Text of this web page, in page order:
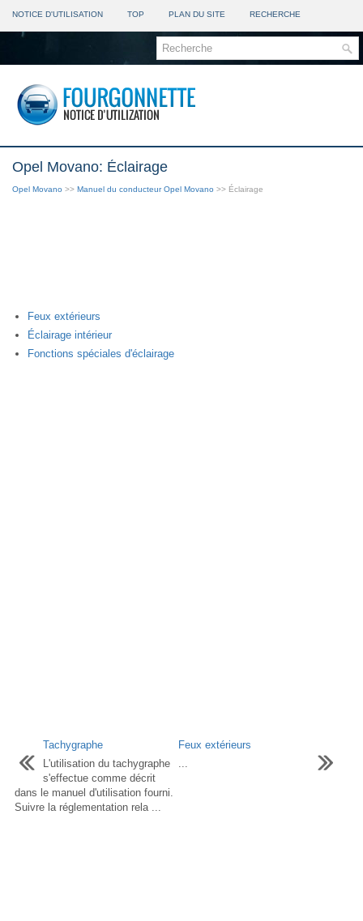
NOTICE D'UTILISATION TOP PLAN DU SITE RECHERCHE
Opel Movano: Éclairage
Opel Movano >> Manuel du conducteur Opel Movano >> Éclairage
Feux extérieurs
Éclairage intérieur
Fonctions spéciales d'éclairage
Tachygraphe
L'utilisation du tachygraphe
s'effectue comme décrit
dans le manuel d'utilisation fourni.
Suivre la réglementation rela ...
Feux extérieurs
...